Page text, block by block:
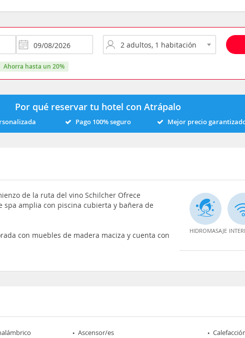
ahorra hasta un 20%
Por qué reservar tu hotel con Atrápalo
Pago 100% seguro Mejor precio
de la ruta del vino Schilcher Ofrece
spa amplia con piscina cubierta y bañera de
con muebles de madera maciza y cuenta con
HIDROMASAJE
Ascensor/es